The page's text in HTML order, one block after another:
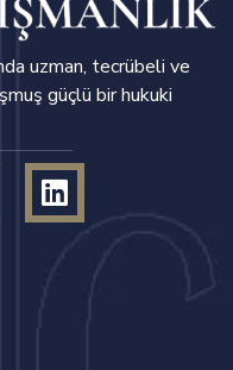
uzman, tecrübeli ve
güçlü bir hukuki